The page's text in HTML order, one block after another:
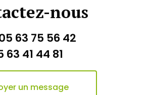
nous
63 75 56 42
63 41 44 81
un message